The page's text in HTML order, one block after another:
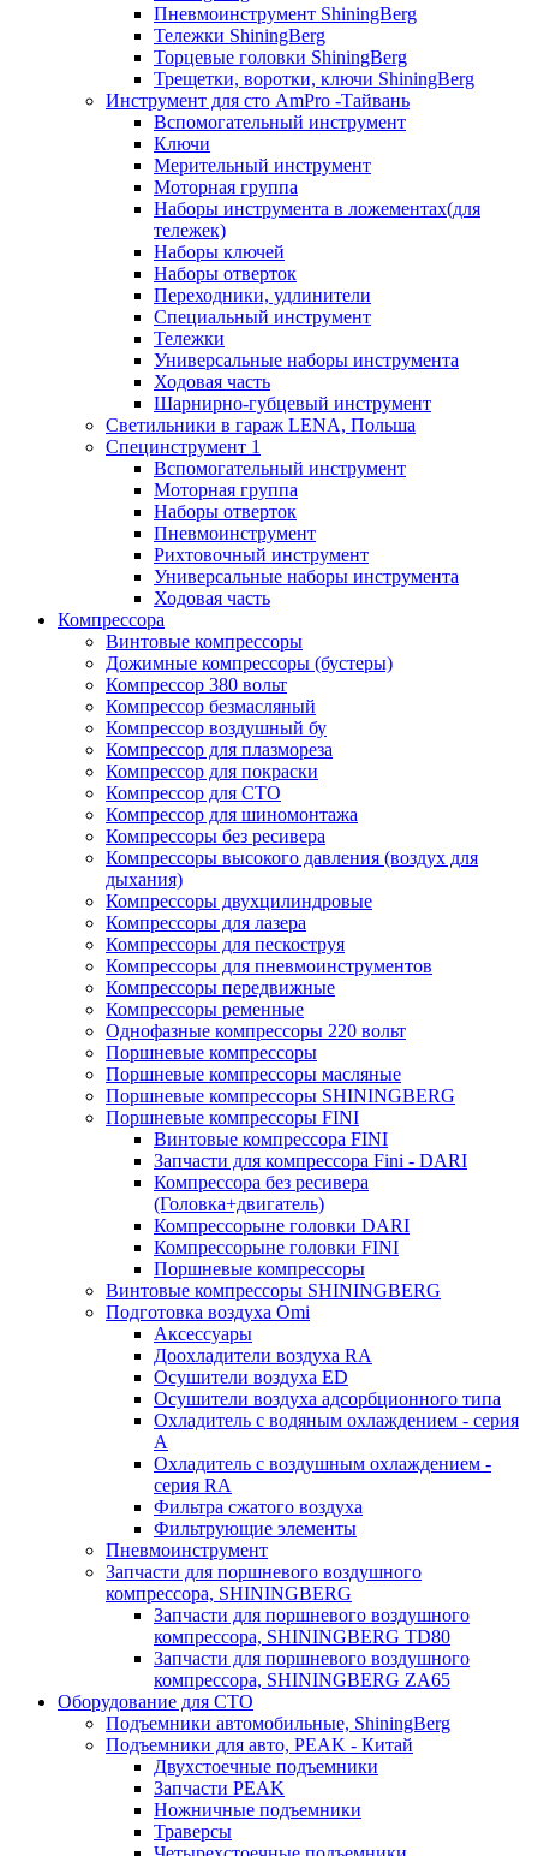
Пневмоинструмент ShiningBerg
Тележки ShiningBerg
Торцевые головки ShiningBerg
Трещетки, воротки, ключи ShiningBerg
Инструмент для сто AmPro -Тайвань
Вспомогательный инструмент
Ключи
Мерительный инструмент
Моторная группа
Наборы инструмента в ложементах(для
тележек)
Наборы ключей
Наборы отверток
Переходники, удлинители
Специальный инструмент
Тележки
Универсальные наборы инструмента
Ходовая часть
Шарнирно-губцевый инструмент
Светильники в гараж LENA, Польша
Специнструмент 1
Вспомогательный инструмент
Моторная группа
Наборы отверток
Пневмоинструмент
Рихтовочный инструмент
Универсальные наборы инструмента
Ходовая часть
Компрессора
Винтовые компрессоры
Дожимные компрессоры (бустеры)
Компрессор 380 вольт
Компрессор безмасляный
Компрессор воздушный бу
Компрессор для плазмореза
Компрессор для покраски
Компрессор для СТО
Компрессор для шиномонтажа
Компрессоры без ресивера
Компрессоры высокого давления (воздух для
дыхания)
Компрессоры двухцилиндровые
Компрессоры для лазера
Компрессоры для пескоструя
Компрессоры для пневмоинструментов
Компрессоры передвижные
Компрессоры ременные
Однофазные компрессоры 220 вольт
Поршневые компрессоры
Поршневые компрессоры масляные
Поршневые компрессоры SHININGBERG
Поршневые компрессоры FINI
Винтовые компрессора FINI
Запчасти для компрессора Fini - DARI
Компрессора без ресивера
(Головка+двигатель)
Компрессорыне головки DARI
Компрессорыне головки FINI
Поршневые компрессоры
Винтовые компрессоры SHININGBERG
Подготовка воздуха Omi
Аксессуары
Доохладители воздуха RA
Осушители воздуха ED
Осушители воздуха адсорбционного типа
Охладитель с водяным охлаждением - серия
A
Охладитель с воздушным охлаждением -
серия RA
Фильтра сжатого воздуха
Фильтрующие элементы
Пневмоинструмент
Запчасти для поршневого воздушного
компрессора, SHININGBERG
Запчасти для поршневого воздушного
компрессора, SHININGBERG TD80
Запчасти для поршневого воздушного
компрессора, SHININGBERG ZA65
Оборудование для СТО
Подъемники автомобильные, ShiningBerg
Подъемники для авто, PEAK - Китай
Двухстоечные подъемники
Запчасти PEAK
Ножничные подъемники
Траверсы